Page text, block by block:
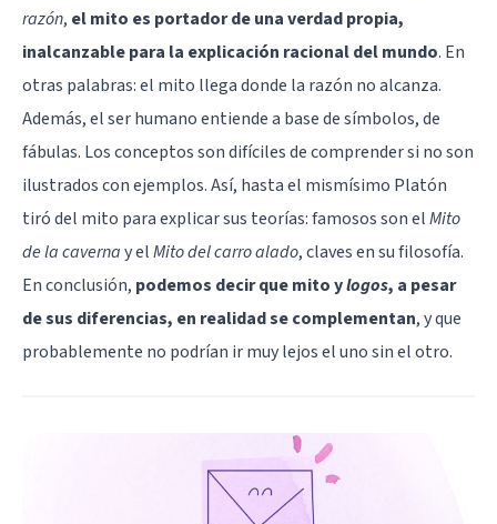
razón, el mito es portador de una verdad propia,
inalcanzable para la explicación racional del mundo. En
otras palabras: el mito llega donde la razón no alcanza.
Además, el ser humano entiende a base de símbolos, de
fábulas. Los conceptos son difíciles de comprender si no son
ilustrados con ejemplos. Así, hasta el mismísimo Platón
tiró del mito para explicar sus teorías: famosos son elMito
de la cavernay elMito del carro alado, claves en su filosofía.
En conclusión, podemos decir que mito ylogos, a pesar
de sus diferencias, en realidad se complementan, y que
probablemente no podrían ir muy lejos el uno sin el otro.